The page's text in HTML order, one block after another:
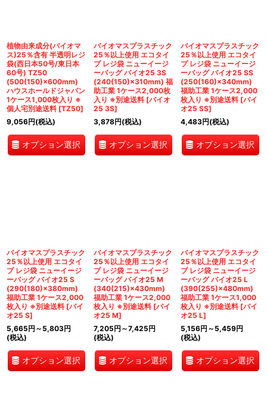
植物由来成分(バイオマ
ス)25％含有 半透明レジ
袋(西日本50号/東日本
60号) TZ50
(500(150)×600mm)
ハウスホールドジャパン
1ケース1,000枚入り ※
個人宅別途送料 [TZ50]
9,056円(税込)
オプション選択
バイオマスプラスチック
25％以上使用 エコタイ
プ レジ袋 ニューイージ
ーバッグ バイオ25 3S
(240(150)×310mm) 福
助工業 1ケース2,000枚
入り ※別途送料 [バイオ
25 3S]
3,878円(税込)
オプション選択
バイオマスプラスチック
25％以上使用 エコタイ
プ レジ袋 ニューイージ
ーバッグ バイオ25 SS
(250(160)×340mm)
福助工業 1ケース2,000
枚入り ※別途送料 [バイ
オ25 SS]
4,483円(税込)
オプション選択
バイオマスプラスチック
25％以上使用 エコタイ
プ レジ袋 ニューイージ
ーバッグ バイオ25 S
(290(180)×380mm)
福助工業 1ケース2,000
枚入り ※別途送料 [バイ
オ25 S]
5,665円 ～5,803円
(税込)
オプション選択
バイオマスプラスチック
25％以上使用 エコタイ
プ レジ袋 ニューイージ
ーバッグ バイオ25 M
(340(215)×430mm)
福助工業 1ケース2,000
枚入り ※別途送料 [バイ
オ25 M]
7,205円 ～7,425円
(税込)
オプション選択
バイオマスプラスチック
25％以上使用 エコタイ
プ レジ袋 ニューイージ
ーバッグ バイオ25 L
(390(255)×480mm)
福助工業 1ケース1,000
枚入り ※別途送料 [バイ
オ25 L]
5,156円 ～5,459円
(税込)
オプション選択